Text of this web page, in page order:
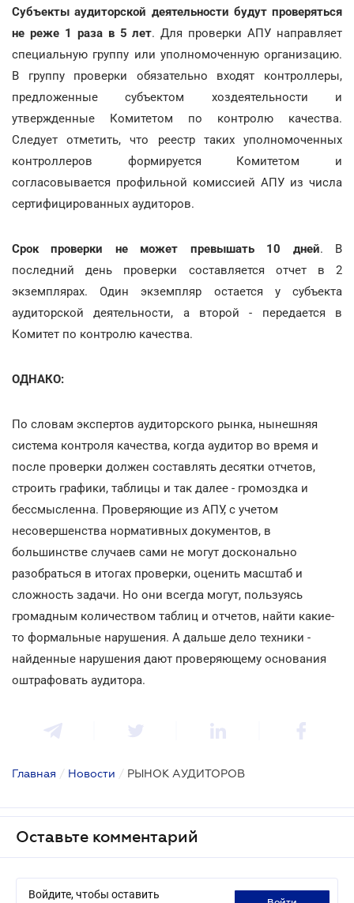
Субъекты аудиторской деятельности будут проверяться
не реже 1 раза в 5 лет. Для проверки АПУ направляет
специальную группу или уполномоченную организацию.
В группу проверки обязательно входят контроллеры,
предложенные субъектом хоздеятельности и
утвержденные Комитетом по контролю качества.
Следует отметить, что реестр таких уполномоченных
контроллеров формируется Комитетом и
согласовывается профильной комиссией АПУ из числа
сертифицированных аудиторов.
Срок проверки не может превышать 10 дней. В
последний день проверки составляется отчет в 2
экземплярах. Один экземпляр остается у субъекта
аудиторской деятельности, а второй - передается в
Комитет по контролю качества.
ОДНАКО:
По словам экспертов аудиторского рынка, нынешняя
система контроля качества, когда аудитор во время и
после проверки должен составлять десятки отчетов,
строить графики, таблицы и так далее - громоздка и
бессмысленна. Проверяющие из АПУ, с учетом
несовершенства нормативных документов, в
большинстве случаев сами не могут досконально
разобраться в итогах проверки, оценить масштаб и
сложность задачи. Но они всегда могут, пользуясь
громадным количеством таблиц и отчетов, найти какие-
то формальные нарушения. А дальше дело техники -
найденные нарушения дают проверяющему основания
оштрафовать аудитора.
Главная / Новости / РЫНОК АУДИТОРОВ
Оставьте комментарий
Войдите, чтобы оставить